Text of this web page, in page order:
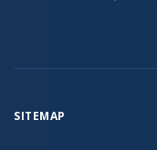
SITEMAP